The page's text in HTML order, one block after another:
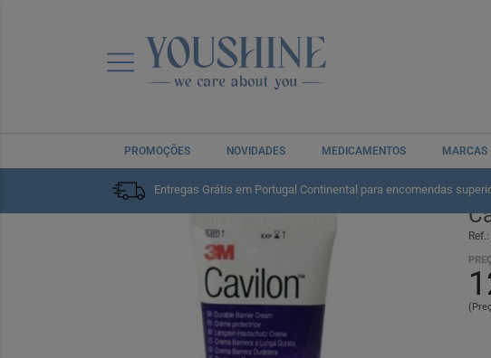
PROMOÇÕES NOVIDADES MEDICAMENTOS MARCAS
Entregas Grátis em Portugal Continental para encomendas